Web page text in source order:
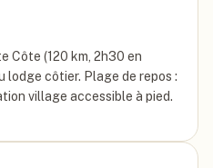
Côte (120 km, 2h30 en
côtier. Plage de repos :
village accessible à pied.